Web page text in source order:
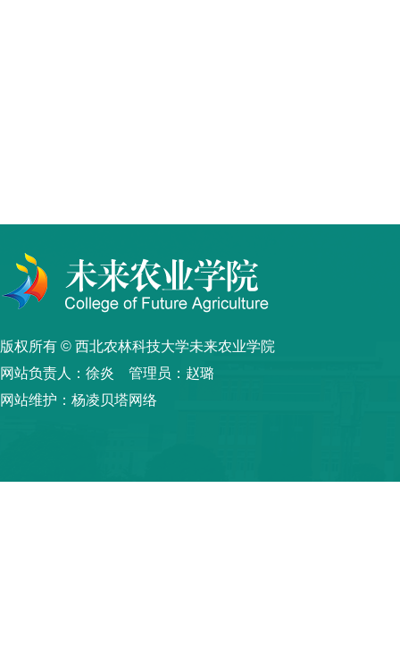
版权所有 © 西北农林科技大学未来农业学院
网站负责人：徐炎 管理员：赵璐
网站维护：杨凌贝塔网络